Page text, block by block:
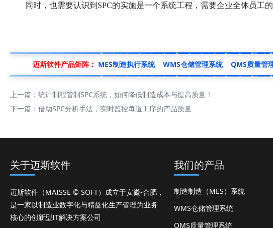
同时，也需要认识到SPC的实施是一个系统工程，需要企业全体员工
迈斯软件产品矩阵： MES制造执行系统 WMS仓储管理系统 QMS质量管
上一篇： 统计制程管制SPC系统，如何降低制造成本与提高质量！
下一篇： 借助SPC分析手法，实时监控每道工序的产品质量
关于迈斯软件
迈斯软件（MAISSE © SOFT）成立于安徽-合肥，
是一家以制造业数字化与精益化生产管理为业务
核心的创新型IT解决方案公司
我们的产品
制造制造（MES）系统
WMS仓储管理系统
QMS质量管理系统